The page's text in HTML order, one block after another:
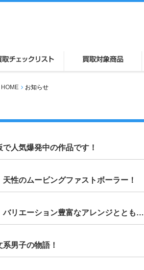
お知らせ
人気爆発中の作品です！
性のムービングファストボーラー！
バリエーション豊富なアレンジととも…
男子の物語！